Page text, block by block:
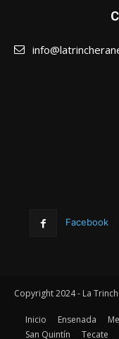
Facebook
Copyright 2024 - La
Inicio Ensenada
San Quintín
Tecate